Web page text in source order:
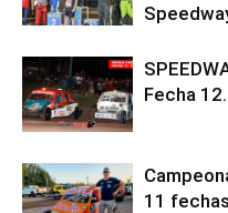
Fecha
11